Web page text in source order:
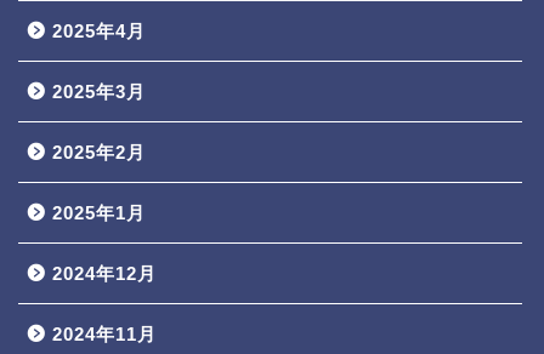
2025年4月
2025年3月
2025年2月
2025年1月
2024年12月
2024年11月